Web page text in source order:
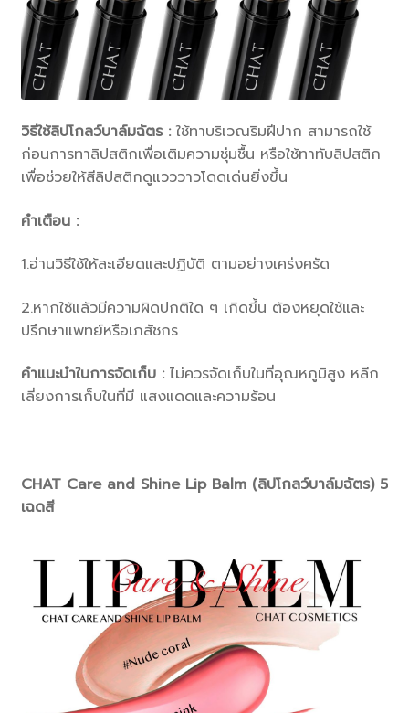
วิธีใช้ลิปโกลว์บาล์มฉัตร :ใช้ทาบริเวณริมฝีปาก สามารถใช้
ก่อนการทาลิปสติกเพื่อเติมความชุ่มชื้น หรือใช้ทาทับลิปสติก
เพื่อช่วยให้สีลิปสติกดูแวววาวโดดเด่นยิ่งขึ้น
คำเตือน :
1.อ่านวิธีใช้ให้ละเอียดและปฏิบัติ ตามอย่างเคร่งครัด
2.หากใช้แล้วมีความผิดปกติใด ๆ เกิดขึ้น ต้องหยุดใช้และ
ปรึกษาแพทย์หรือเภสัชกร
คําแนะนําในการจัดเก็บ :ไม่ควรจัดเก็บในที่อุณหภูมิสูง หลีก
เลี่ยงการเก็บในที่มี แสงแดดและความร้อน
CHAT Care and Shine Lip Balm (ลิปโกลว์บาล์มฉัตร) 5
เฉดสี